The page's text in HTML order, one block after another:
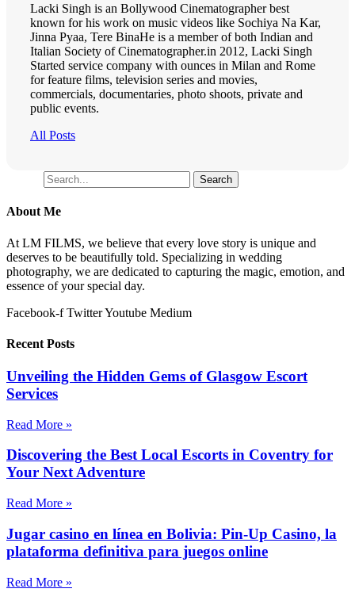
Lacki Singh is an Bollywood Cinematographer best
known for his work on music videos like Sochiya Na Kar,
Jinna Pyaa, Tere BinaHe is a member of both Indian and
Italian Society of Cinematographer.in 2012, Lacki Singh
Started service company with ounces in Milan and Rome
for feature films, television series and movies,
commercials, documentaries, photo shoots, private and
public events.
All Posts
Search
About Me
At LM FILMS, we believe that every love story is unique and
deserves to be beautifully told. Specializing in wedding
photography, we are dedicated to capturing the magic, emotion, and
essence of your special day.
Facebook-f TwitterYoutube Medium
Recent Posts
Unveiling the Hidden Gems of Glasgow Escort
Services
Read More »
Discovering the Best Local Escorts in Coventry for
Your Next Adventure
Read More »
Jugar casino en línea en Bolivia: Pin-Up Casino, la
plataforma definitiva para juegos online
Read More »